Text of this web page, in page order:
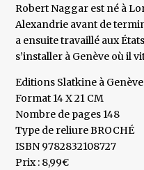
Robert Naggar est né à
Alexandrie avant de
a ensuite travaillé aux
s’installer à Genève où il
Editions Slatkine à Genève
Format 14 X 21 CM
Nombre de pages 148
Type de reliure BROCHÉ
ISBN 9782832108727
Prix : 8,99€